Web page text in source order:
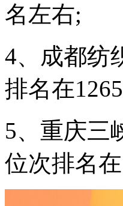
名左右;
4、成都纺
排名在
5、重庆三
位次排名